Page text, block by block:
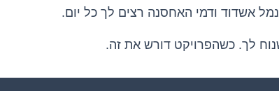
אשדוד ודמי האחסנה רצים לך כל יום.
לך. כשהפרויקט דורש את זה.